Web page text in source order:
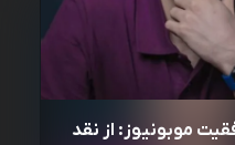
موبونیوز: از نقد